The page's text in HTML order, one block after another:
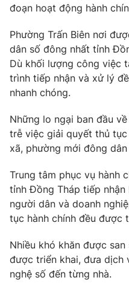
Cơ quan báo chí:Thời báo
Giấy phép hoạt động báo in
cấp ngày 29/12/2023
Tổng Biên tập:Vũ Thanh
Phó Tổng Biên tập:
Tổng đài VTV: 024.38 355
Ðiện thoại Thời báo VTV:
Liên hệ quảng cáo:024-
đoạn hoạt động hành
Phường Trấn Biên nơi
dân số đông nhất tỉnh
Dù khối lượng công việc
trình tiếp nhận và xử lý
nhanh chóng.
Những lo ngại ban đầu
trễ việc giải quyết thủ
xã, phường mới đông
Trung tâm phục vụ hành
tỉnh Đồng Tháp tiếp
người dân và doanh
tục hành chính đều được
Nhiều khó khăn được
được triển khai, đưa dịch
nghệ số đến từng nhà.